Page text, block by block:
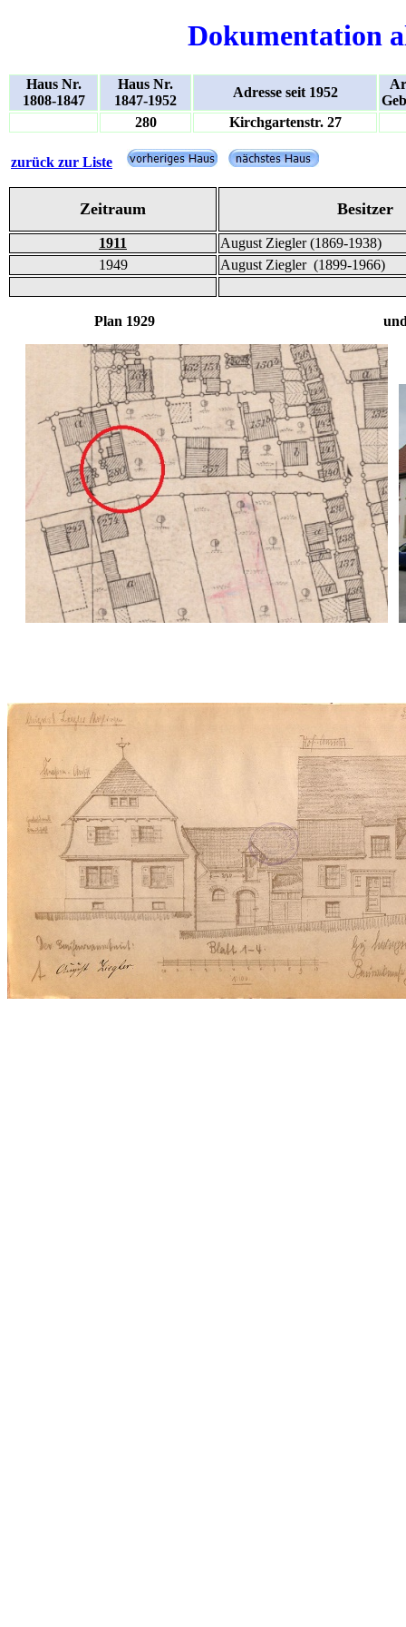
Dokumentation
Haus Nr.
1808-1847
Haus Nr.
1847-1952
Adresse seit 1952
280
Kirchgartenstr. 27
zurück zur Liste
Zeitraum Besitzer
1911
August Ziegler (1869-1938)
1949
August Ziegler (1899-1966)
Plan 1929 und